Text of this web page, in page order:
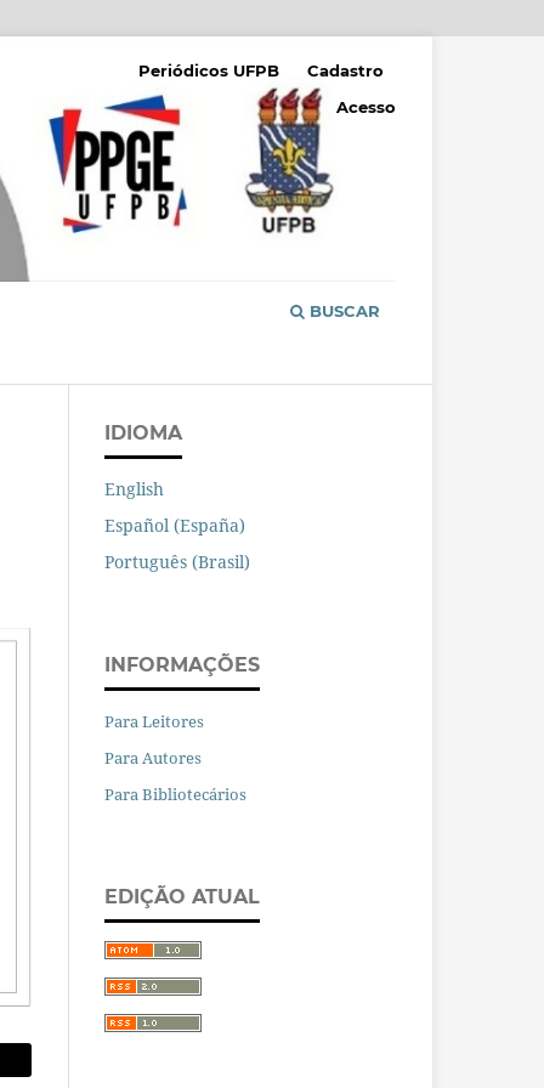
BUSCAR
Periódicos UFPB
Cadastro
Acesso
IDIOMA
English
Español (España)
Português (Brasil)
INFORMAÇÕES
Para Leitores
Para Autores
Para Bibliotecários
EDIÇÃO ATUAL